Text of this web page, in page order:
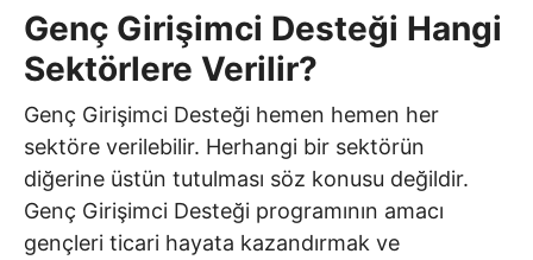
Genç Girişimci Desteği Hangi
Sektörlere Verilir?
Genç Girişimci Desteği hemen hemen her
sektöre verilebilir. Herhangi bir sektörün
diğerine üstün tutulması söz konusu değildir.
Genç Girişimci Desteği programının amacı
gençleri ticari hayata kazandırmak ve